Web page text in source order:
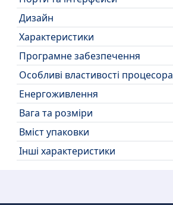
Дизайн
Характеристики
Програмне забезпечення
Особливі властивості процесора
Енергоживлення
Вага та розміри
Вміст упаковки
Інші характеристики